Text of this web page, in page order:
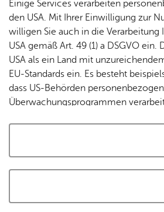
Cookies akzeptieren und Karte
Einige Services verarbeiten
den USA. Mit Ihrer Einwilligung zur
willigen Sie auch in die Verarbeitung
USA gemäß Art. 49 (1) a DSGVO ein.
USA als ein Land mit
EU-Standards ein. Es besteht
dass US-Behörden
Überwachungsprogrammen